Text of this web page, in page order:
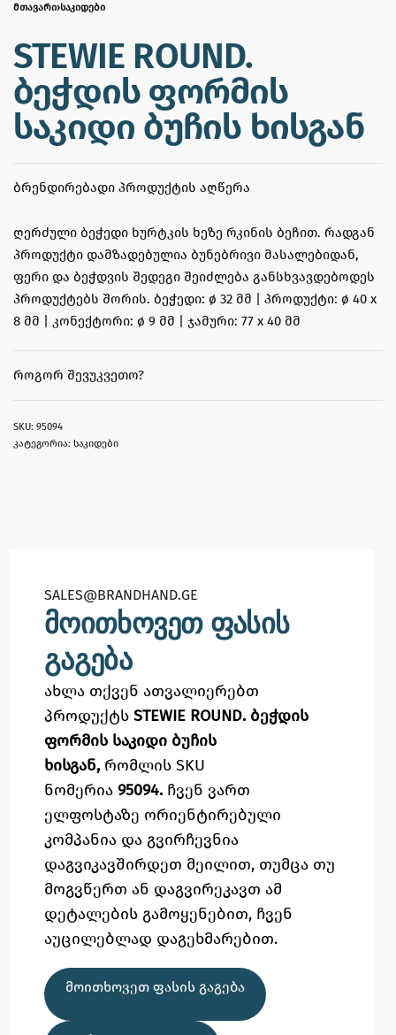
ᲛᲗᲐᲕᲐᲠᲘ›ᲡᲐᲙᲘᲓᲔᲑᲘ
STEWIE ROUND.
ბეჭდის ფორმის
საკიდი ბუჩის ხისგან
ᲑᲠᲔᲜᲓᲘᲠᲔᲑᲐᲓᲘ ᲞᲠᲝᲓᲣᲥᲢᲘᲡ ᲐᲦᲬᲔᲠᲐ
ღერძული ბეჭედი ხურტკის ხეზე რკინის ბეჩით. რადგან
პროდუქტი დამზადებულია ბუნებრივი მასალებიდან,
ფერი და ბეჭდვის შედეგი შეიძლება განსხვავდებოდეს
პროდუქტებს შორის. ბეჭედი: ø 32 მმ | პროდუქტი: ø 40 x
8 მმ | კონექტორი: ø 9 მმ | ჯამური: 77 x 40 მმ
ᲠᲝᲒᲝᲠ ᲨᲔᲕᲣᲙᲕᲔᲗᲝ?
95094
კატეგორია: საკიდები
SALES@BRANDHAND.GE​
მოითხოვეთ ფასის
გაგება
ახლა თქვენ ათვალიერებთ
პროდუქტს STEWIE ROUND. ბეჭდის
ფორმის საკიდი ბუჩის
ხისგან, რომლის SKU
ნომერია 95094. ჩვენ ვართ
ელფოსტაზე ორიენტირებული
კომპანია და გვირჩევნია
დაგვიკავშირდეთ მეილით, თუმცა თუ
მოგვწერთ ან დაგვირეკავთ ამ
დეტალების გამოყენებით, ჩვენ
აუცილებლად დაგეხმარებით.
ᲛᲝᲘᲗᲮᲝᲕᲔᲗ ᲤᲐᲡᲘᲡ ᲒᲐᲒᲔᲑᲐ